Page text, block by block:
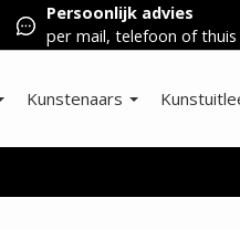
Persoonlijk advies
per mail, telefoon of thuis
Kunstenaars